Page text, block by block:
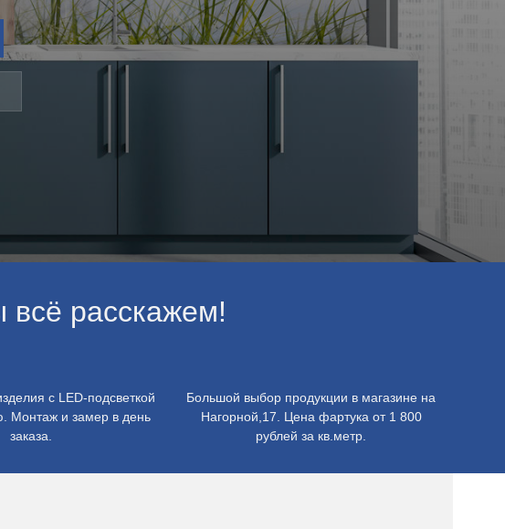
расскажем!
с LED-подсветкой
Монтаж и замер в день
заказа.
Большой выбор продукции в магазине на
Нагорной,17. Цена фартука от 1 800
рублей за кв.метр.